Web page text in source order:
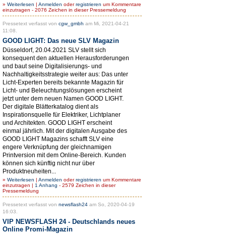
» Weiterlesen | Anmelden oderregistrieren um Kommentare
einzutragen - 2076 Zeichen in dieser Pressemeldung
Pressetext verfasst von cgw_gmbh am Mi, 2021-04-21
11:08.
GOOD LIGHT: Das neue SLV Magazin
Düsseldorf, 20.04.2021 SLV stellt sich
konsequent den aktuellen Herausforderungen
und baut seine Digitalisierungs- und
Nachhaltigkeitsstrategie weiter aus: Das unter
Licht-Experten bereits bekannte Magazin für
Licht- und Beleuchtungslösungen erscheint
jetzt unter dem neuen Namen GOOD LIGHT.
Der digitale Blätterkatalog dient als
Inspirationsquelle für Elektriker, Lichtplaner
und Architekten. GOOD LIGHT erscheint
einmal jährlich. Mit der digitalen Ausgabe des
GOOD LIGHT Magazins schafft SLV eine
engere Verknüpfung der gleichnamigen
Printversion mit dem Online-Bereich. Kunden
können sich künftig nicht nur über
Produktneuheiten...
» Weiterlesen | Anmelden oderregistrieren um Kommentare
einzutragen | 1 Anhang - 2579 Zeichen in dieser
Pressemeldung
Pressetext verfasst von newsflash24 am So, 2020-04-19
16:03.
VIP NEWSFLASH 24 - Deutschlands neues
Online Promi-Magazin